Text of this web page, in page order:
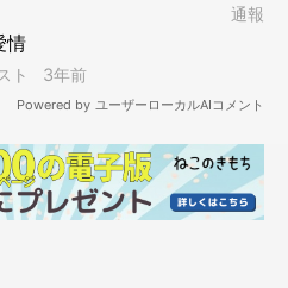
奥で待っている飼い主さんのもと